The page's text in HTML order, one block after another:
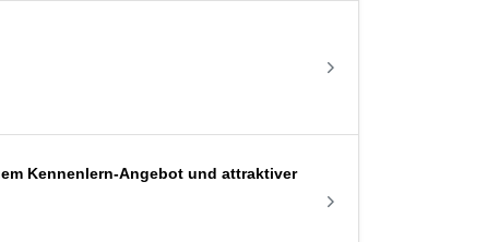
Kennenlern-Angebot und attraktiver